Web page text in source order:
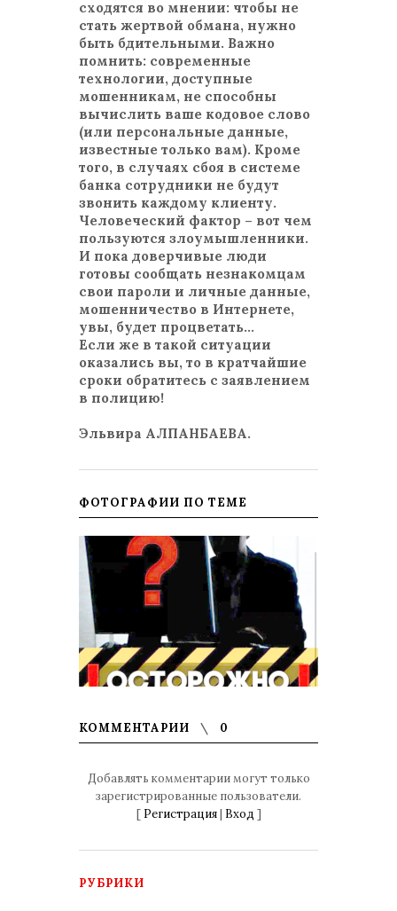
сходятся во мнении: чтобы не
стать жертвой обмана, нужно
быть бдительными. Важно
помнить: современные
технологии, доступные
мошенникам, не способны
вычислить ваше кодовое слово
(или персональные данные,
известные только вам). Кроме
того, в случаях сбоя в системе
банка сотрудники не будут
звонить каждому клиенту.
Человеческий фактор – вот чем
пользуются злоумышленники.
И пока доверчивые люди
готовы сообщать незнакомцам
свои пароли и личные данные,
мошенничество в Интернете,
увы, будет процветать…
Если же в такой ситуации
оказались вы, то в кратчайшие
сроки обратитесь с заявлением
в полицию!
Эльвира АЛПАНБАЕВА.
ФОТОГРАФИИ ПО ТЕМЕ
КОММЕНТАРИИ 0
Добавлять комментарии могут только
зарегистрированные пользователи.
[ Регистрация| Вход ]
РУБРИКИ